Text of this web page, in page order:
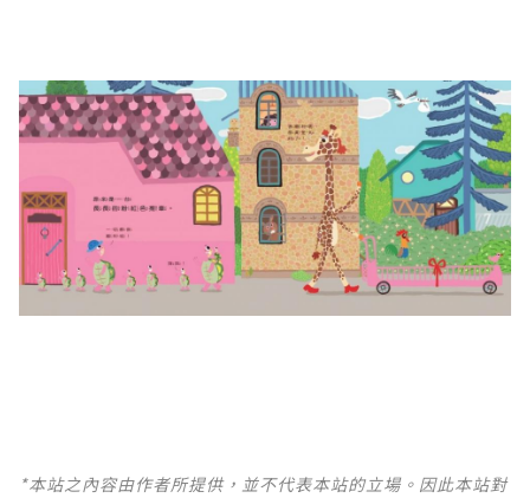
*本站之內容由作者所提供，並不代表本站的立場。因此本站對